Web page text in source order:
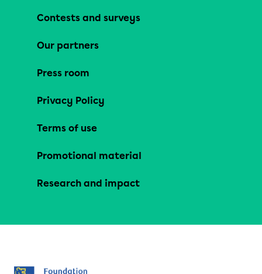
Contests and surveys
Our partners
Press room
Privacy Policy
Terms of use
Promotional material
Research and impact